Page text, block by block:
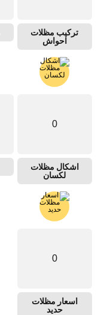
تركيب مظلات
احواش
0
اشكال مظلات
لكسان
0
اسعار مظلات
حديد